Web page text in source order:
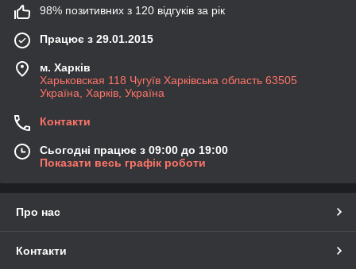
98% позитивних з 120 відгуків за рік
Працює з 29.01.2015
м. Харків
Харьковская 118 Чугуїв Харківська область 63505
Україна, Харків, Україна
Контакти
Сьогодні працює з 09:00 до 19:00
Показати весь графік роботи
Про нас
Контакти